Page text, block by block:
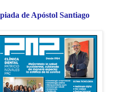
de Apóstol Santiago